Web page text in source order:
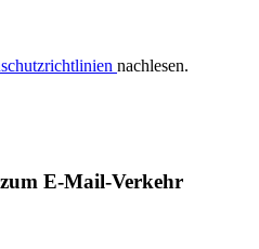
nachlesen.
E-Mail-Verkehr